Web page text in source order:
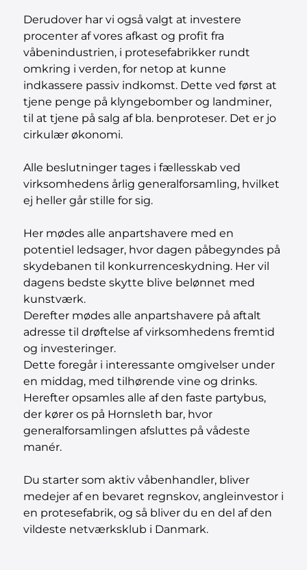
Derudover har vi også valgt at investere
procenter af vores afkast og profit fra
våbenindustrien, i protesefabrikker rundt
omkring i verden, for netop at kunne
indkassere passiv indkomst. Dette ved først at
tjene penge på klyngebomber og landminer,
til at tjene på salg af bla. benproteser. Det er jo
cirkulær økonomi.
Alle beslutninger tages i fællesskab ved
virksomhedens årlig generalforsamling, hvilket
ej heller går stille for sig.
Her mødes alle anpartshavere med en
potentiel ledsager, hvor dagen påbegyndes på
skydebanen til konkurrenceskydning. Her vil
dagens bedste skytte blive belønnet med
kunstværk.
Derefter mødes alle anpartshavere på aftalt
adresse til drøftelse af virksomhedens fremtid
og investeringer.
Dette foregår i interessante omgivelser under
en middag, med tilhørende vine og drinks.
Herefter opsamles alle af den faste partybus,
der kører os på Hornsleth bar, hvor
generalforsamlingen afsluttes på vådeste
manér.
Du starter som aktiv våbenhandler, bliver
medejer af en bevaret regnskov, angleinvestor i
en protesefabrik, og så bliver du en del af den
vildeste netværksklub i Danmark.